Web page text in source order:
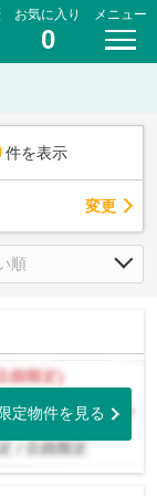
お気に入り
0
メニュー
件を表示
変更
定物件を見る